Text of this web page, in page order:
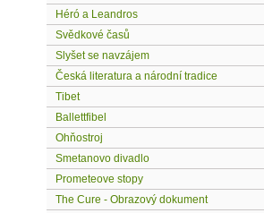
Héró a Leandros
Svědkové časů
Slyšet se navzájem
Česká literatura a národní tradice
Tibet
Ballettfibel
Ohňostroj
Smetanovo divadlo
Prometeove stopy
The Cure - Obrazový dokument